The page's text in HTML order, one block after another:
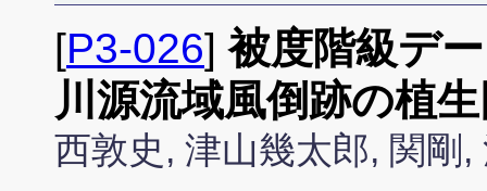
[P3-026]被度階級デ
川源流域風倒跡の植
西敦史, 津山幾太郎, 関剛